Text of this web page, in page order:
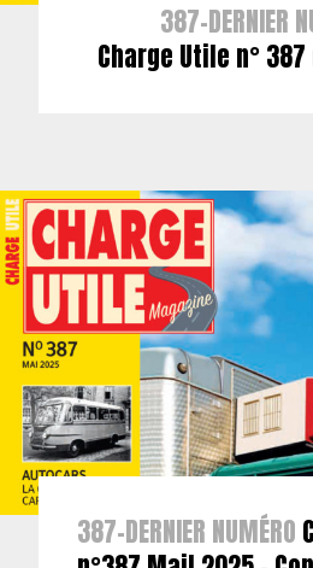
387-DERNIER
Charge Utile n°
387-DERNIER NUMÉRO